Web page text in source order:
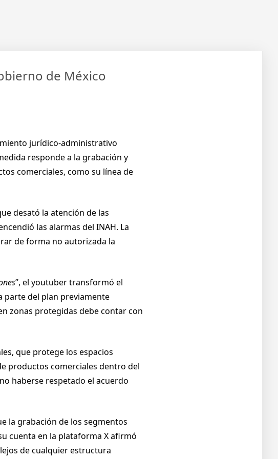
de México
jurídico-administrativo
responde a la grabación y
comerciales, como su línea de
desató la atención de las
las alarmas del INAH. La
de forma no autorizada la
”, el youtuber transformó el
del plan previamente
zonas protegidas debe contar con
que protege los espacios
productos comerciales dentro del
haberse respetado el acuerdo
la grabación de los segmentos
cuenta en la plataforma X afirmó
de cualquier estructura